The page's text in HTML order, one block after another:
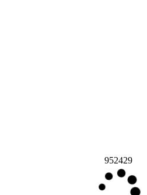
952429